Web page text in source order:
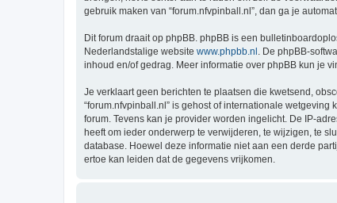
gebruik maken van “forum.nfvpinball.nl”, dan ga je
Dit forum draait op phpBB. phpBB is een
Nederlandstalige website www.phpbb.nl . De phpBB-
inhoud en/of gedrag. Meer informatie over phpBB kun je
Je verklaart geen berichten te plaatsen die kwetsend,
“forum.nfvpinball.nl” is gehost of internationale
forum. Tevens kan je provider worden ingelicht. De IP-
heeft om ieder onderwerp te verwijderen, te wijzigen, te
database. Hoewel deze informatie niet aan een derde
ertoe kan leiden dat de gegevens vrijkomen.